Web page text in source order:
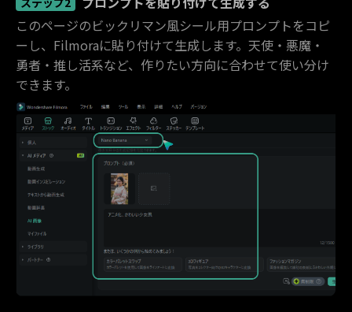
このページのビックリマン風シール用プロンプトをコピ
ーし、Filmoraに貼り付けて生成します。天使・悪魔・
勇者・推し活系など、作りたい方向に合わせて使い分け
できます。